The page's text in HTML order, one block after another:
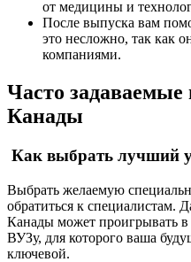
от медицины и
После выпуска вам
это несложно, так как
компаниями.
Часто
Канады
Как выбрать лучший
Выбрать желаемую
обратиться к специалистам.
Канады может проигрывать в
ВУЗу, для которого ваша
ключевой.